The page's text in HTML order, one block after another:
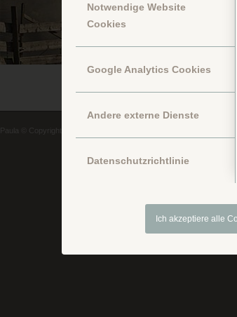
Notwendige Website
Cookies
Google Analytics Cookies
Andere externe Dienste
Datenschutzrichtlinie
Ich akzeptiere alle
Paula © Copyright